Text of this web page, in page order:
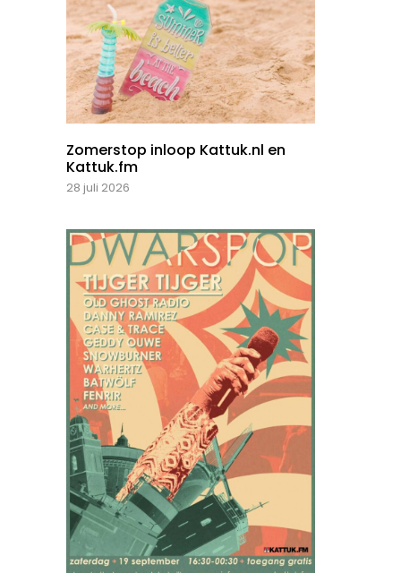
Zomerstop inloop Kattuk.nl en
Kattuk.fm
28 juli 2026